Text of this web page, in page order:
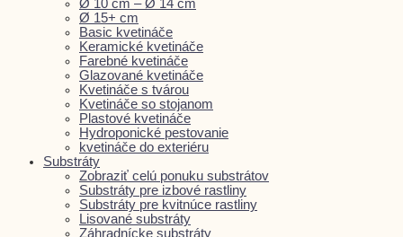
Ø 10 cm – Ø 14 cm
Ø 15+ cm
Basic kvetináče
Keramické kvetináče
Farebné kvetináče
Glazované kvetináče
Kvetináče s tvárou
Kvetináče so stojanom
Plastové kvetináče
Hydroponické pestovanie
kvetináče do exteriéru
Substráty
Zobraziť celú ponuku substrátov
Substráty pre izbové rastliny
Substráty pre kvitnúce rastliny
Lisované substráty
Záhradnícke substráty